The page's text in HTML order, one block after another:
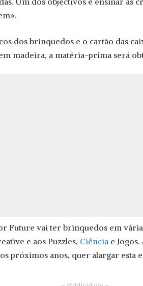
dos brinquedos e o cartão das
madeira, a matéria-prima será
Future vai ter brinquedos em
e aos Puzzles, Ciência e
próximos anos, quer alargar esta